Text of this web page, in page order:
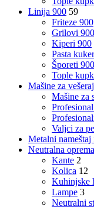
Linija 900 59
Friteze 900
Grilovi 900
Kiperi 900
Pasta
Šporeti 900
Tople
Mašine za vešeraj
Mašine za
Valjci za
Metalni nameštaj
Neutralna oprema
Kante 2
Kolica 12
Kuhinjske
Lampe 3
Neutralni